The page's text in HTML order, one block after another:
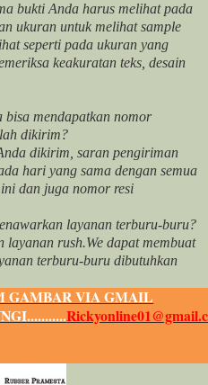
bukti Anda harus melihat pada
ukuran untuk melihatsample
seperti pada ukuran yang
keakuratan teks, desain
bisa mendapatkan nomor
dikirim?
dikirim, saran pengiriman
hari yang sama dengan semua
dan juga nomor resi
layanan terburu-buru?
layanan rush.We dapat membuat
terburu-buru dibutuhkan
GAMBAR VIA GMAIL